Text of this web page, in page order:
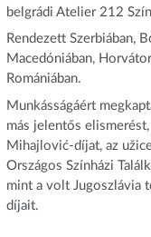
belgrádi Atelier 212
Rendezett Szerbiában,
Macedóniában,
Romániában.
Munkásságáért
más jelentős
Mihajlović-díjat, az
Országos Színházi
mint a volt Jugoszlávia
díjait.